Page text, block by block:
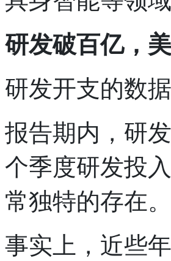
研发破百亿，
研发开支的数
报告期内，研
个季度研发投
常独特的存在。
事实上，近些